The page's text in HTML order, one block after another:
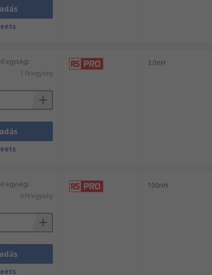
egység)
1 Ft/egység
3.0nH
egység)
6 Ft/egység
100nH